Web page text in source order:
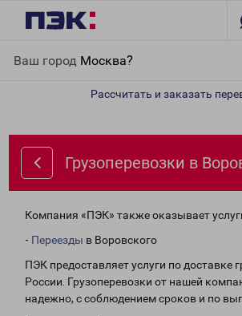
Ваш город Москва?
Рассчитать и заказать
Грузоперевозки в
Компания «ПЭК» также оказывает
- Переезды в Воровского
ПЭК предоставляет услуги по доставке
России. Грузоперевозки от нашей
надежно, с соблюдением сроков и по